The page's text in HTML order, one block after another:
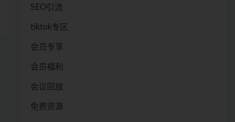
SEO引流
tiktok专区
会员专享
会员福利
会议回放
免费资源